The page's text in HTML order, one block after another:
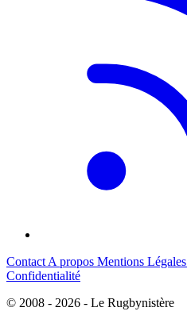
Contact A propos Mentions Légales
Confidentialité
© 2008 - 2026 - Le Rugbynistère